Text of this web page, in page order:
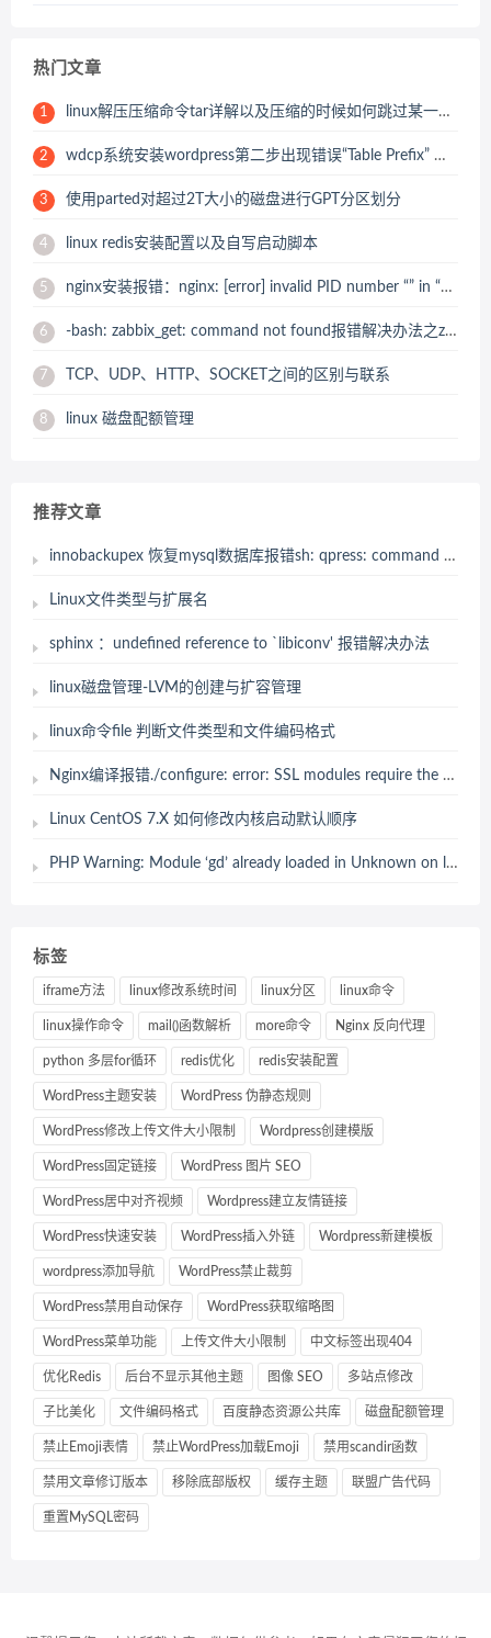
热门文章
1 linux解压压缩命令tar详解以及压缩的时候如何跳过某一个压缩目录或文件
2 wdcp系统安装wordpress第二步出现错误“Table Prefix” must not be empty
3 使用parted对超过2T大小的磁盘进行GPT分区划分
4 linux redis安装配置以及自写启动脚本
5 nginx安装报错：nginx: [error] invalid PID number “” in “/usr/local/nginx/logs/nginx.pid” 解决办法
6 -bash: zabbix_get: command not found报错解决办法之zabbix_get 安装
7 TCP、UDP、HTTP、SOCKET之间的区别与联系
8 linux 磁盘配额管理
推荐文章
innobackupex 恢复mysql数据库报错sh: qpress: command not found解决办法
Linux文件类型与扩展名
sphinx ：undefined reference to `libiconv' 报错解决办法
linux磁盘管理-LVM的创建与扩容管理
linux命令file 判断文件类型和文件编码格式
Nginx编译报错./configure: error: SSL modules require the OpenSSL library. 解决办法
Linux CentOS 7.X 如何修改内核启动默认顺序
PHP Warning: Module ‘gd’ already loaded in Unknown on line 0 原因以及解决办法
标签
iframe方法 linux修改系统时间 linux分区 linux命令
linux操作命令 mail()函数解析 more命令 Nginx 反向代理
python 多层for循环 redis优化 redis安装配置
WordPress主题安装 WordPress 伪静态规则
WordPress修改上传文件大小限制 Wordpress创建模版
WordPress固定链接 WordPress 图片 SEO
WordPress居中对齐视频 Wordpress建立友情链接
WordPress快速安装 WordPress插入外链 Wordpress新建模板
wordpress添加导航 WordPress禁止裁剪
WordPress禁用自动保存 WordPress获取缩略图
WordPress菜单功能 上传文件大小限制 中文标签出现404
优化Redis 后台不显示其他主题 图像 SEO 多站点修改
子比美化 文件编码格式 百度静态资源公共库 磁盘配额管理
禁止Emoji表情 禁止WordPress加载Emoji 禁用scandir函数
禁用文章修订版本 移除底部版权 缓存主题 联盟广告代码
重置MySQL密码